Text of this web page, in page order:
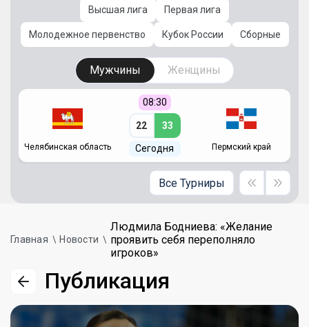
Высшая лига Первая лига
Молодежное первенство Кубок России Сборные
Мужчины Женщины
Челябинская область
08:30
22 33
Сегодня Пермский край
Все Турниры
Главная Новости
Людмила Бодниева: «Желание
проявить себя переполняло
игроков»
Публикация